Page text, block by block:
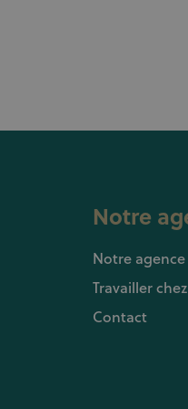
Notre
Notre agence
Travailler
Contact